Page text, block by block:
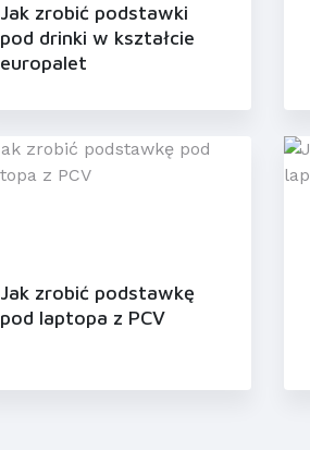
Jak zrobić podstawki
pod drinki w kształcie
europalet
Jak zrobić podstawkę
pod laptopa z PCV